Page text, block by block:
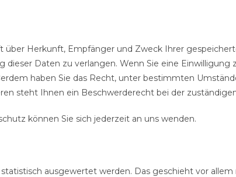
Herkunft, Empfänger und Zweck Ihrer
Daten zu verlangen. Wenn Sie eine
haben Sie das Recht, unter bestimmten
steht Ihnen ein Beschwerderecht bei der
können Sie sich jederzeit an uns wenden.
ausgewertet werden. Das geschieht vor